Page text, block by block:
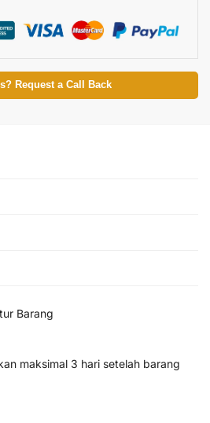
Request a Call Back
Barang
maksimal 3 hari setelah barang